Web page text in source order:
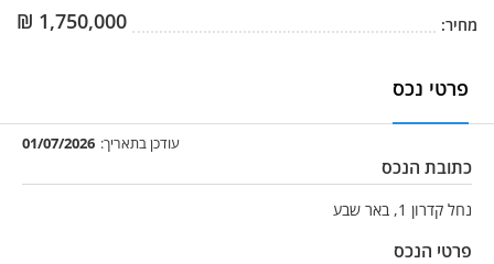
מחיר: 1,750,000
₪
פרטי נכס
עודכן בתאריך: 01/07/2026
כתובת הנכס
נחל קדרון 1, באר שבע
פרטי הנכס